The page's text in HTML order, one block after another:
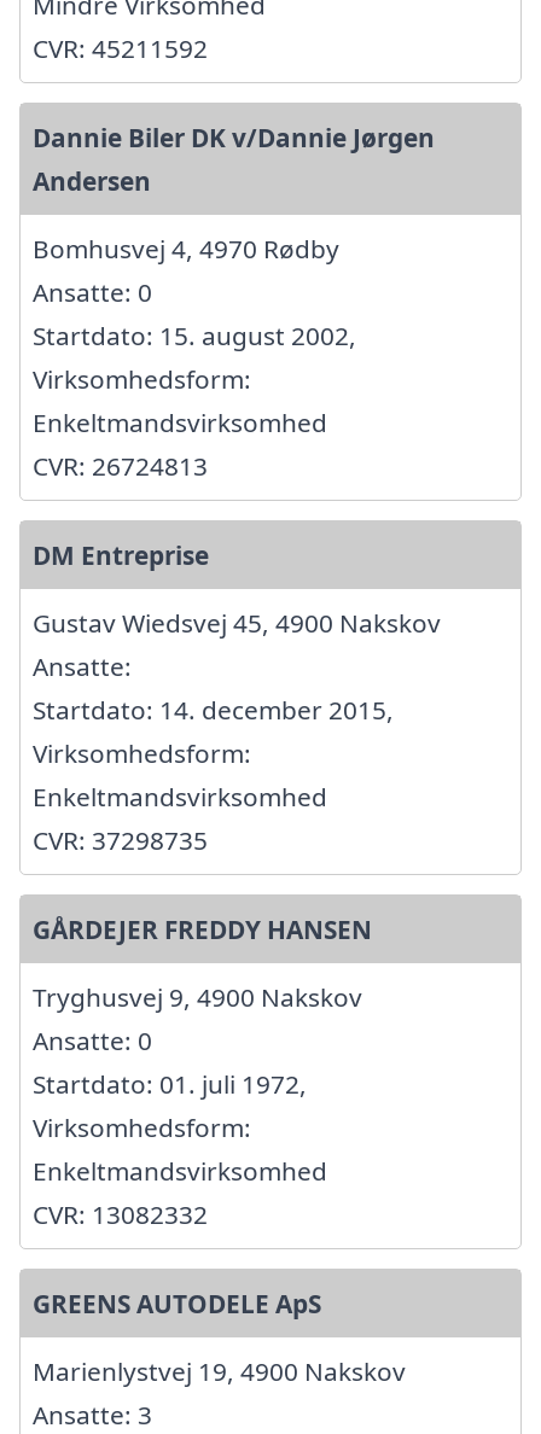
CVR: 45211592
Dannie Biler DK v/Dannie Jørgen
Andersen
Bomhusvej 4, 4970 Rødby
Ansatte: 0
Startdato: 15. august 2002,
Virksomhedsform:
Enkeltmandsvirksomhed
CVR: 26724813
DM Entreprise
Gustav Wiedsvej 45, 4900 Nakskov
Ansatte:
Startdato: 14. december 2015,
Virksomhedsform:
Enkeltmandsvirksomhed
CVR: 37298735
GÅRDEJER FREDDY HANSEN
Tryghusvej 9, 4900 Nakskov
Ansatte: 0
Startdato: 01. juli 1972,
Virksomhedsform:
Enkeltmandsvirksomhed
CVR: 13082332
GREENS AUTODELE ApS
Marienlystvej 19, 4900 Nakskov
Ansatte: 3